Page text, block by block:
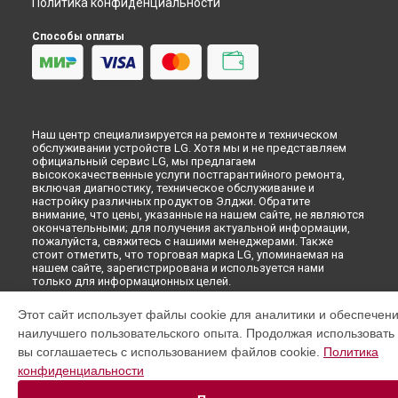
Способы оплаты
Наш центр специализируется на ремонте и техническом
обслуживании устройств LG. Хотя мы и не представляем
официальный сервис LG, мы предлагаем
высококачественные услуги постгарантийного ремонта,
включая диагностику, техническое обслуживание и
настройку различных продуктов Элджи. Обратите
внимание, что цены, указанные на нашем сайте, не являются
окончательными; для получения актуальной информации,
пожалуйста, свяжитесь с нашими менеджерами. Также
стоит отметить, что торговая марка LG, упоминаемая на
нашем сайте, зарегистрирована и используется нами
только для информационных целей.
© 2026 Специализированный сервисный центр по ремонту
LG.
Этот сайт использует файлы cookie для аналитики и
наилучшего пользовательского опыта. Продолжая использовать
вы соглашаетесь с использованием файлов cookie. Политика
конфиденциальности